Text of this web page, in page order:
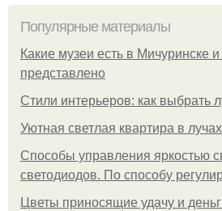
Популярные материалы
Какие музеи есть в Мичуринске и
представлено
Стили интерьеров: как выбрать
Уютная светлая квартира в
Способы управления яркостью
светодиодов. По способу
Цветы приносящие удачу и